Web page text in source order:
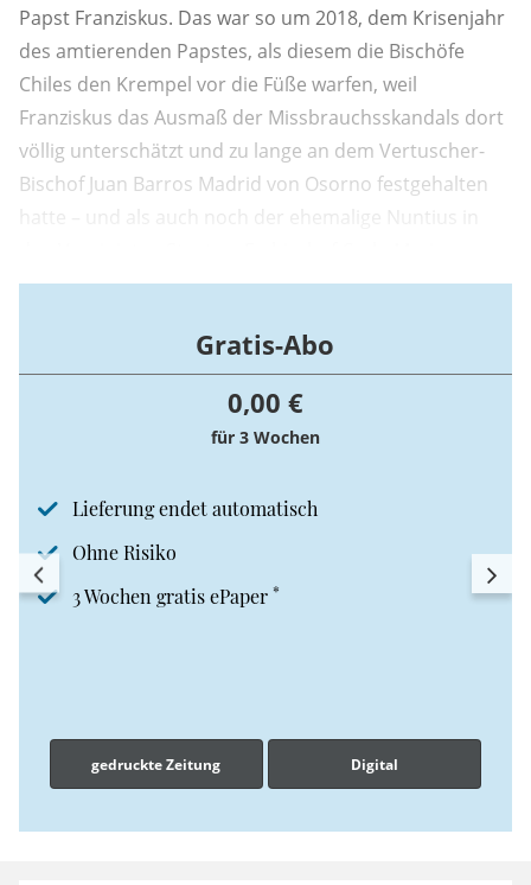
Papst Franziskus. Das war so um 2018, dem Krisenjahr
des amtierenden Papstes, als diesem die Bischöfe
Chiles den Krempel vor die Füße warfen, weil
Franziskus das Ausmaß der Missbrauchsskandals dort
völlig unterschätzt und zu lange an dem Vertuscher-
Bischof Juan Barros Madrid von Osorno festgehalten
hatte – und als auch noch der ehemalige Nuntius in
Viganò, seinen Feldzug gegen den Papst begann.
Gratis-Abo
0,00 €
für 3 Wochen
Lieferung endet automatisch
Ohne Risiko
3 Wochen gratis ePaper *
gedruckte Zeitung Digital